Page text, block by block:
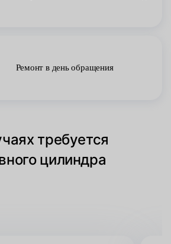
Ремонт в день обращения
требуется
цилиндра